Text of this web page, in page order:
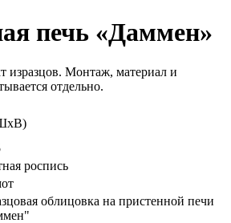
печь «Даммен»
изразцов. Монтаж, материал и
отдельно.
роспись
облицовка на пристенной печи